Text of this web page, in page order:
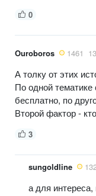
0
Ouroboros 1461
А толку от этих
По одной
бесплатно, по
Второй фактор -
3
sungoldline
а для